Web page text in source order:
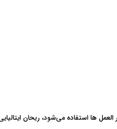
ها استفاده می‌شود، ریحان